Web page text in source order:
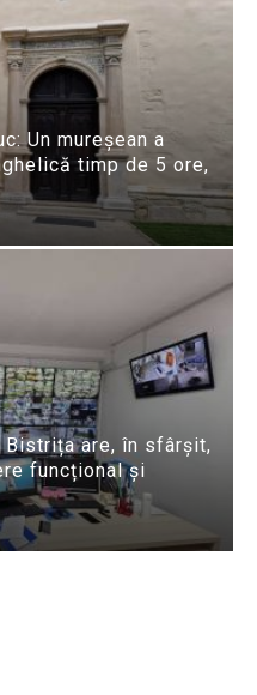
Un mureșean a
timp de 5 ore,
Bistrița are, în sfârșit,
funcțional și